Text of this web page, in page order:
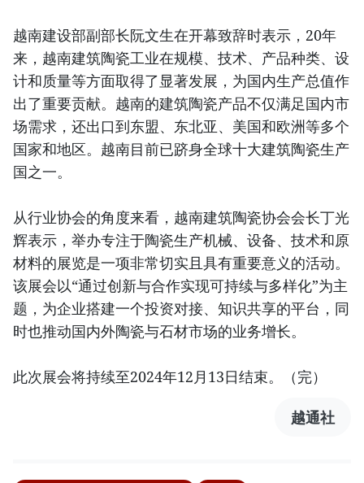
越南建设部副部长阮文生在开幕致辞时表示，20年
来，越南建筑陶瓷工业在规模、技术、产品种类、设
计和质量等方面取得了显著发展，为国内生产总值作
出了重要贡献。越南的建筑陶瓷产品不仅满足国内市
场需求，还出口到东盟、东北亚、美国和欧洲等多个
国家和地区。越南目前已跻身全球十大建筑陶瓷生产
国之一。
从行业协会的角度来看，越南建筑陶瓷协会会长丁光
辉表示，举办专注于陶瓷生产机械、设备、技术和原
材料的展览是一项非常切实且具有重要意义的活动。
该展会以“通过创新与合作实现可持续与多样化”为主
题，为企业搭建一个投资对接、知识共享的平台，同
时也推动国内外陶瓷与石材市场的业务增长。
此次展会将持续至2024年12月13日结束。（完）
越通社